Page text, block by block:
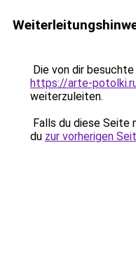
Die von dir
https://arte-
weiterzuleiten.
Falls du diese Seite
du zur vorherigen